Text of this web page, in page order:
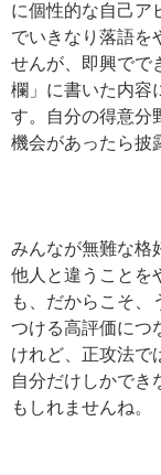
に個性的な自己ア
でいきなり落語を
せんが、即興でで
欄」に書いた内容
す。自分の得意分
機会があったら披
みんなが無難な格
他人と違うことを
も、だからこそ、
つける高評価につ
けれど、正攻法で
自分だけしかでき
もしれませんね。